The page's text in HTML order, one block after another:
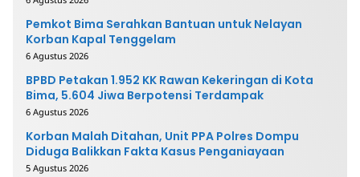
Pemkot Bima Serahkan Bantuan untuk Nelayan
Korban Kapal Tenggelam
6 Agustus 2026
BPBD Petakan 1.952 KK Rawan Kekeringan di Kota
Bima, 5.604 Jiwa Berpotensi Terdampak
6 Agustus 2026
Korban Malah Ditahan, Unit PPA Polres Dompu
Diduga Balikkan Fakta Kasus Penganiayaan
5 Agustus 2026